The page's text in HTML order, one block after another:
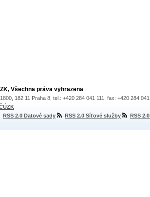
Všechna práva vyhrazena
182 11 Praha 8, tel.: +420 284 041 111, fax: +420 284
RSS 2.0 Datové sady RSS 2.0 Síťové služby RSS